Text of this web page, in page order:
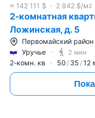
≈ 142 111 $ 2 842 $/м2
2-комнатная
Ложинская, д. 5
Первомайский район
Уручье
2 мин
2-комн. кв 50 35 12